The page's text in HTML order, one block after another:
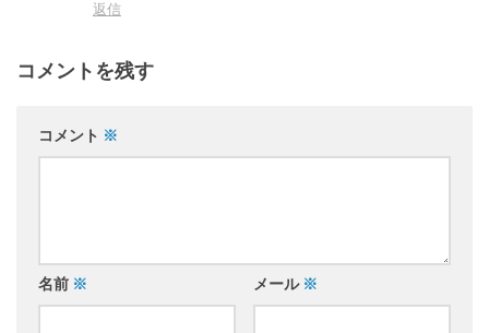
返信
コメントを残す
コメント ※
名前 ※ メール ※